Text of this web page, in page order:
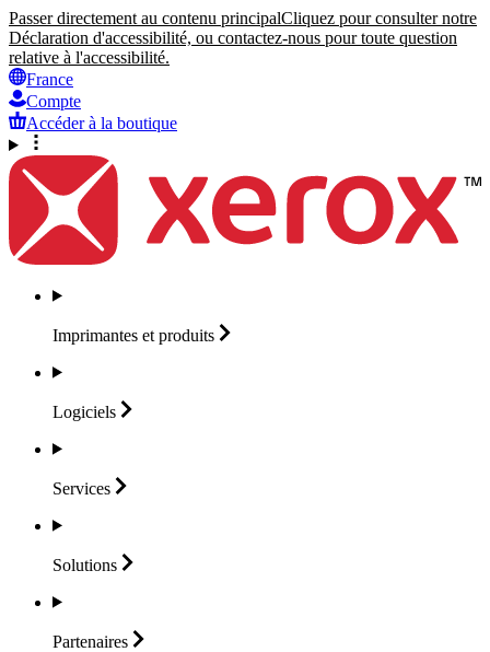
Passer directement au contenu principalCliquez pour consulter notre
Déclaration d'accessibilité, ou contactez-nous pour toute question
relative à l'accessibilité.
France
Compte
Accéder à la boutique
Imprimantes et produits
Logiciels
Services
Solutions
Partenaires